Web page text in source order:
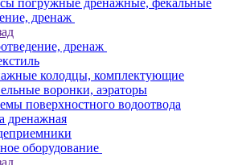
погружные дренажные, фекальные
дренаж
дренаж
колодцы, комплектующие
воронки, аэраторы
поверхностного водоотвода
дренажная
оборудование